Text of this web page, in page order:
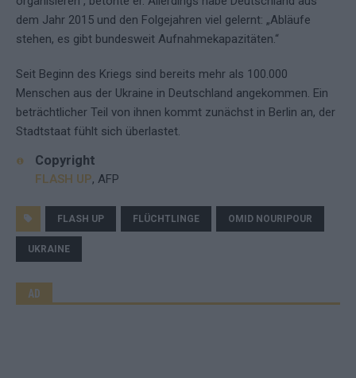
dem Jahr 2015 und den Folgejahren viel gelernt: „Abläufe
stehen, es gibt bundesweit Aufnahmekapazitäten.“
Seit Beginn des Kriegs sind bereits mehr als 100.000
Menschen aus der Ukraine in Deutschland angekommen. Ein
beträchtlicher Teil von ihnen kommt zunächst in Berlin an, der
Stadtstaat fühlt sich überlastet.
Copyright
FLASH UP, AFP
FLASH UP FLÜCHTLINGE OMID NOURIPOUR
UKRAINE
AD